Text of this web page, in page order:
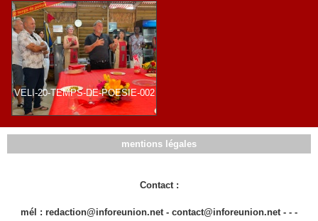
VELI-20-TEMPS-DE-POESIE-002
mentions légales
Contact :
mél : redaction@inforeunion.net - contact@inforeunion.net - - -